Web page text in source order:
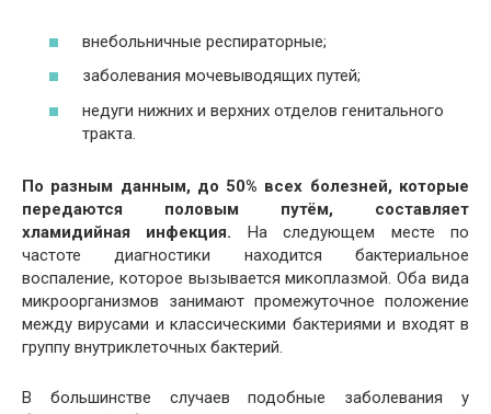
внебольничные респираторные;
заболевания мочевыводящих путей;
недуги нижних и верхних отделов генитального
тракта.
По разным данным, до 50% всех болезней, которые
передаются половым путём, составляет
хламидийная инфекция. На следующем месте по
частоте диагностики находится бактериальное
воспаление, которое вызывается микоплазмой. Оба вида
микроорганизмов занимают промежуточное положение
между вирусами и классическими бактериями и входят в
группу внутриклеточных бактерий.
В большинстве случаев подобные заболевания у